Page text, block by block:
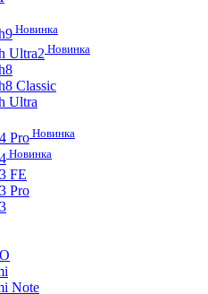
Новинка
Ultra2 Новинка
Classic
Ultra
Pro Новинка
Новинка
FE
Pro
Note